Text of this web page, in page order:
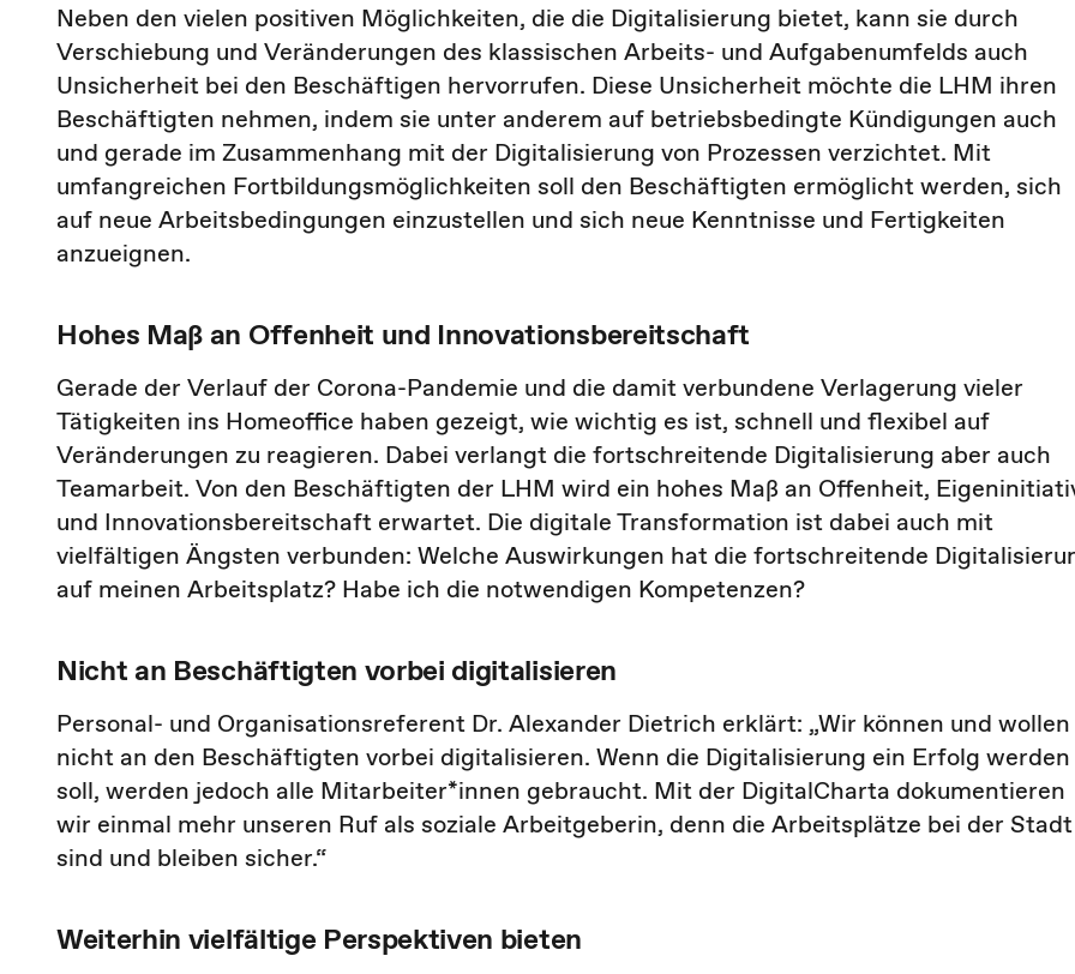
Neben den vielen positiven Möglichkeiten, die die Digitalisierung bietet, kann sie durch
Verschiebung und Veränderungen des klassischen Arbeits- und Aufgabenumfelds auch
Unsicherheit bei den Beschäftigen hervorrufen. Diese Unsicherheit möchte die LHM ihren
Beschäftigten nehmen, indem sie unter anderem auf betriebsbedingte Kündigungen auch
und gerade im Zusammenhang mit der Digitalisierung von Prozessen verzichtet. Mit
umfangreichen Fortbildungsmöglichkeiten soll den Beschäftigten ermöglicht werden, sich
auf neue Arbeitsbedingungen einzustellen und sich neue Kenntnisse und Fertigkeiten
anzueignen.
Hohes Maß an Offenheit und Innovationsbereitschaft
Gerade der Verlauf der Corona-Pandemie und die damit verbundene Verlagerung vieler
Tätigkeiten ins Homeoffice haben gezeigt, wie wichtig es ist, schnell und flexibel auf
Veränderungen zu reagieren. Dabei verlangt die fortschreitende Digitalisierung aber auch
Teamarbeit. Von den Beschäftigten der LHM wird ein hohes Maß an Offenheit,
und Innovationsbereitschaft erwartet. Die digitale Transformation ist dabei auch mit
vielfältigen Ängsten verbunden: Welche Auswirkungen hat die fortschreitende
auf meinen Arbeitsplatz? Habe ich die notwendigen Kompetenzen?
Nicht an Beschäftigten vorbei digitalisieren
Personal- und Organisationsreferent Dr. Alexander Dietrich erklärt: „Wir können und wollen
nicht an den Beschäftigten vorbei digitalisieren. Wenn die Digitalisierung ein Erfolg werden
soll, werden jedoch alle Mitarbeiter*innen gebraucht. Mit der DigitalCharta dokumentieren
wir einmal mehr unseren Ruf als soziale Arbeitgeberin, denn die Arbeitsplätze bei der Stadt
sind und bleiben sicher.“
Weiterhin vielfältige Perspektiven bieten